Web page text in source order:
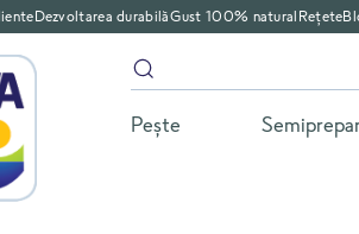
Dezvoltarea durabilăGust 100% naturalRețete
Peşte